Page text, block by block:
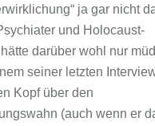
ja gar nicht
und Holocaust-
darüber wohl nur
seiner letzten
Kopf über den
(auch wenn er